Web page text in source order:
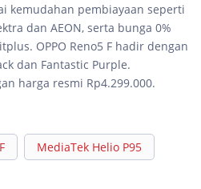
kemudahan pembiayaan seperti
dan AEON, serta bunga 0%
OPPO Reno5 F hadir dengan
dan Fantastic Purple.
harga resmi Rp4.299.000.
MediaTek Helio P95